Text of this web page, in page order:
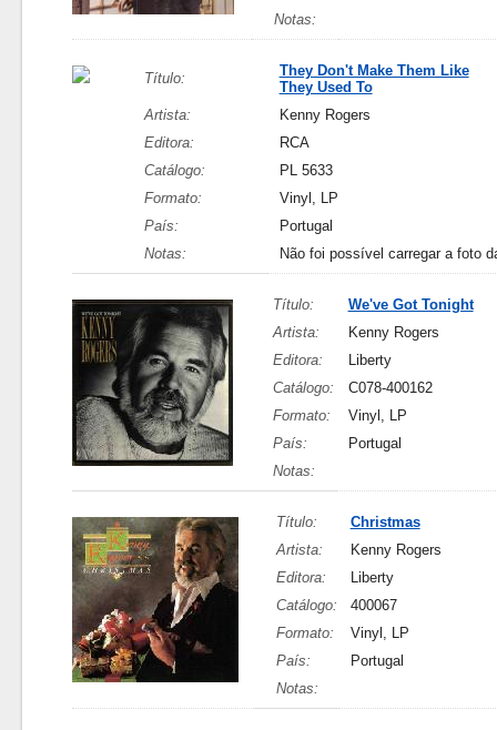
Notas:
Título:
They Don't Make Them Like
They Used To
Artista:
Kenny Rogers
Editora:
RCA
Catálogo:
PL 5633
Formato:
Vinyl, LP
País:
Portugal
Notas:
Não foi possível carregar a foto
Título:
We've Got Tonight
Artista:
Kenny Rogers
Editora:
Liberty
Catálogo:
C078-400162
Formato:
Vinyl, LP
País:
Portugal
Notas:
Título:
Christmas
Artista:
Kenny Rogers
Editora:
Liberty
Catálogo:
400067
Formato:
Vinyl, LP
País:
Portugal
Notas: